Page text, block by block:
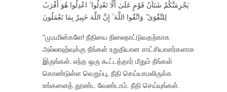
يَجْرِمَنَّكُمْ شَنَآنُ قَوْمٍ عَلَىٰ أَلَّا تَعْدِلُوا ۚ اعْدِلُوا هُوَ أَقْرَبُ
لِلتَّقْوَىٰ ۖ وَاتَّقُوا اللَّهَ ۚ إِنَّ اللَّهَ خَبِيرٌ بِمَا تَعْمَلُونَ
“முஃமின்களே! நீதியை நிலைநாட்டுவதற்காக
அல்லாஹ்வுக்கு நீங்கள் உறுதியான சாட்சியாளர்களாக
இருங்கள். எந்த ஒரு கூட்டத்தார் மீதும் நீங்கள்
கொண்டுள்ள வெறுப்பு, நீதி செய்யாமலிருக்க
உங்களைத் தூண்ட வேண்டாம். நீதி செய்யுங்கள்.